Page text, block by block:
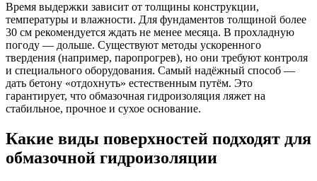
Время выдержки зависит от толщины конструкции,
температуры и влажности. Для фундаментов толщиной более
30 см рекомендуется ждать не менее месяца. В прохладную
погоду — дольше. Существуют методы ускоренного
твердения (например, паропрогрев), но они требуют контроля
и специального оборудования. Самый надёжный способ —
дать бетону «отдохнуть» естественным путём. Это
гарантирует, что обмазочная гидроизоляция ляжет на
стабильное, прочное и сухое основание.
Какие виды поверхностей подходят для
обмазочной гидроизоляции